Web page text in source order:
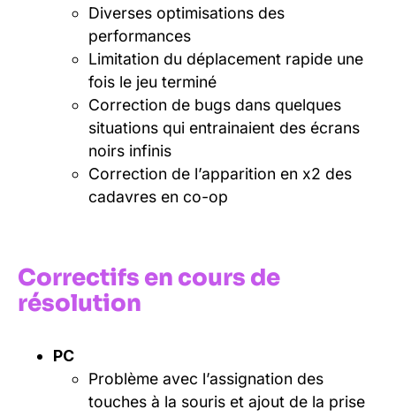
Diverses optimisations des
performances
Limitation du déplacement rapide une
fois le jeu terminé
Correction de bugs dans quelques
situations qui entrainaient des écrans
noirs infinis
Correction de l’apparition en x2 des
cadavres en co-op
Correctifs en cours de
résolution
PC
Problème avec l’assignation des
touches à la souris et ajout de la prise